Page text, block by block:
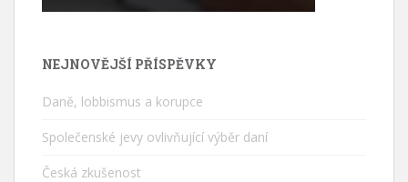
NEJNOVĚJŠÍ PŘÍSPĚVKY
Daně, lobbismus a korupce
Společenské jevy ovlivňující výběr daní
Česká zkušenost